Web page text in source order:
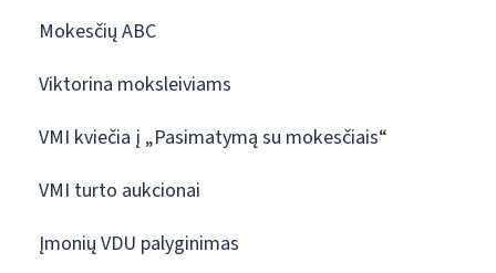
Mokesčių ABC
Viktorina moksleiviams
VMI kviečia į „Pasimatymą su mokesčiais“
VMI turto aukcionai
Įmonių VDU palyginimas